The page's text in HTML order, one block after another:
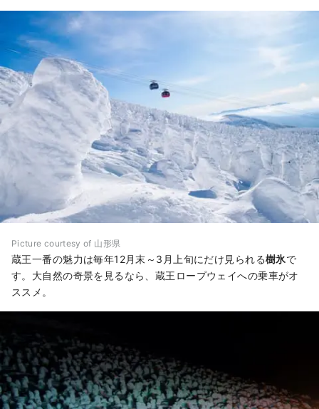
Picture courtesy of 山形県
蔵王一番の魅力は毎年12月末～3月上旬にだけ見られる樹氷で
す。大自然の奇景を見るなら、蔵王ロープウェイへの乗車がオ
ススメ。